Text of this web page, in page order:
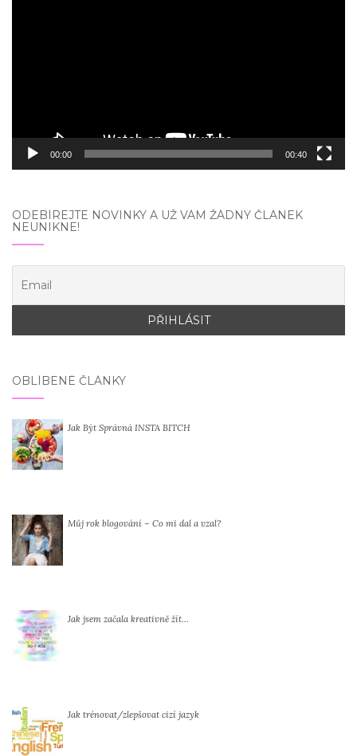
00:00 00:40
ODEBÍREJTE NOVINKY A UŽ VÁM ŽÁDNÝ ČLÁNEK
NEUNIKNE!
OBLÍBENÉ ČLÁNKY
Jak Být Správná INSTA BITCH
Můj rok blogování – Co mi dal a vzal?
Jak jsem začala kreativně žít…
Jak trénovat/zlepšovat cizí jazyk